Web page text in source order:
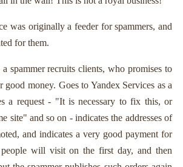
was originally a feeder for spammers, and
for them.
spammer recruits clients, who promises to
good money. Goes to Yandex Services as a
a request - "It is necessary to fix this, or
site" and so on - indicates the addresses of
and indicates a very good payment for
will visit on the first day, and then